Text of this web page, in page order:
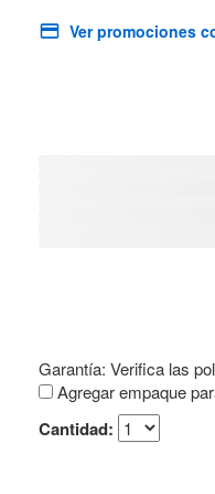
Ver promociones
Garantía: Verifica las
Agregar empaque
Cantidad: